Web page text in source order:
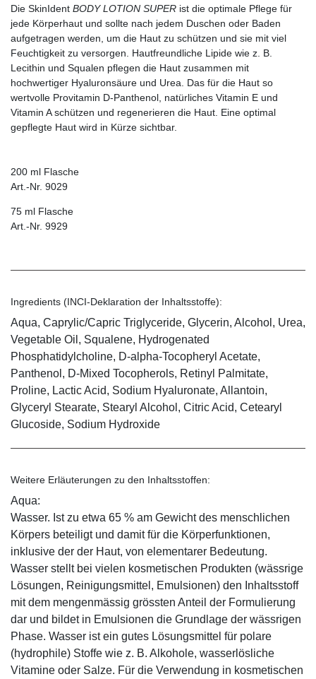
Die SkinIdent BODY LOTION SUPER ist die optimale Pflege für
jede Körperhaut und sollte nach jedem Duschen oder Baden
aufgetragen werden, um die Haut zu schützen und sie mit viel
Feuchtigkeit zu versorgen. Hautfreundliche Lipide wie z. B.
Lecithin und Squalen pflegen die Haut zusammen mit
hochwertiger Hyaluronsäure und Urea. Das für die Haut so
wertvolle Provitamin D-Panthenol, natürliches Vitamin E und
Vitamin A schützen und regenerieren die Haut. Eine optimal
gepflegte Haut wird in Kürze sichtbar.
200 ml Flasche
Art.-Nr. 9029
75 ml Flasche
Art.-Nr. 9929
Ingredients (INCI-Deklaration der Inhaltsstoffe):
Aqua, Caprylic/Capric Triglyceride, Glycerin, Alcohol, Urea,
Vegetable Oil, Squalene, Hydrogenated
Phosphatidylcholine, D-alpha-Tocopheryl Acetate,
Panthenol, D-Mixed Tocopherols, Retinyl Palmitate,
Proline, Lactic Acid, Sodium Hyaluronate, Allantoin,
Glyceryl Stearate, Stearyl Alcohol, Citric Acid, Cetearyl
Glucoside, Sodium Hydroxide
Weitere Erläuterungen zu den Inhaltsstoffen:
Aqua:
Wasser. Ist zu etwa 65 % am Gewicht des menschlichen
Körpers beteiligt und damit für die Körperfunktionen,
inklusive der der Haut, von elementarer Bedeutung.
Wasser stellt bei vielen kosmetischen Produkten (wässrige
Lösungen, Reinigungsmittel, Emulsionen) den Inhaltsstoff
mit dem mengenmässig grössten Anteil der Formulierung
dar und bildet in Emulsionen die Grundlage der wässrigen
Phase. Wasser ist ein gutes Lösungsmittel für polare
(hydrophile) Stoffe wie z. B. Alkohole, wasserlösliche
Vitamine oder Salze. Für die Verwendung in kosmetischen